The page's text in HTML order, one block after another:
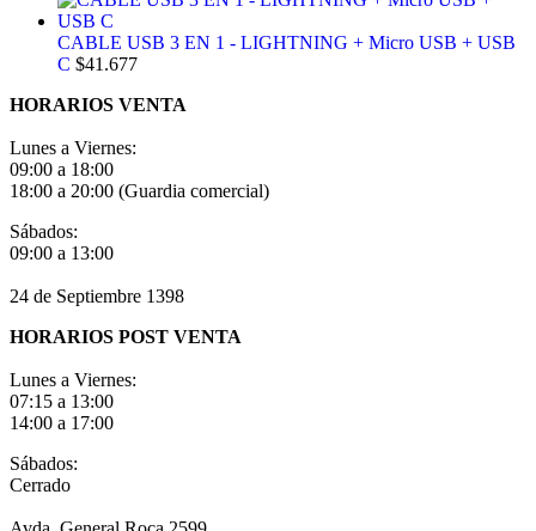
CABLE USB 3 EN 1 - LIGHTNING + Micro USB + USB
C $41.677
HORARIOS VENTA
Lunes a Viernes:
09:00 a 18:00
18:00 a 20:00 (Guardia comercial)
Sábados:
09:00 a 13:00
24 de Septiembre 1398
HORARIOS POST VENTA
Lunes a Viernes:
07:15 a 13:00
14:00 a 17:00
Sábados:
Cerrado